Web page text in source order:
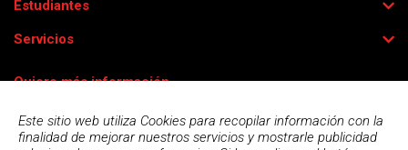
Este sitio web utiliza Cookies para recopilar información con la
finalidad de mejorar nuestros servicios y mostrarle publicidad
Estudiantes
Servicios
Quiero más información